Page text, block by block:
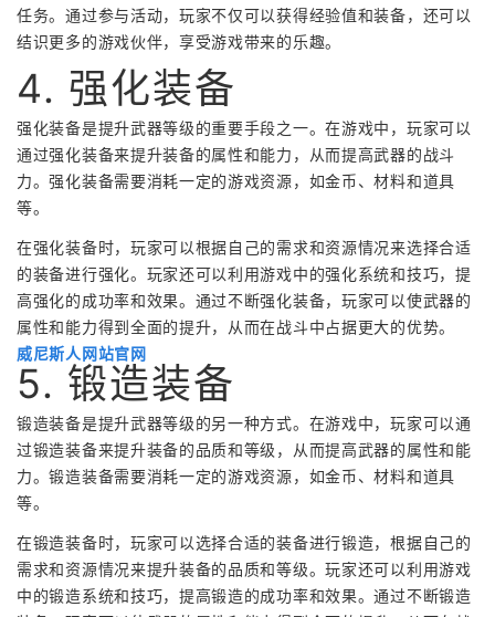
任务。通过参与活动，玩家不仅可以获得经验值和装备，还可以
结识更多的游戏伙伴，享受游戏带来的乐趣。
4. 强化装备
强化装备是提升武器等级的重要手段之一。在游戏中，玩家可以
通过强化装备来提升装备的属性和能力，从而提高武器的战斗
力。强化装备需要消耗一定的游戏资源，如金币、材料和道具
等。
在强化装备时，玩家可以根据自己的需求和资源情况来选择合适
的装备进行强化。玩家还可以利用游戏中的强化系统和技巧，提
高强化的成功率和效果。通过不断强化装备，玩家可以使武器的
属性和能力得到全面的提升，从而在战斗中占据更大的优势。
威尼斯人网站官网
5. 锻造装备
锻造装备是提升武器等级的另一种方式。在游戏中，玩家可以通
过锻造装备来提升装备的品质和等级，从而提高武器的属性和能
力。锻造装备需要消耗一定的游戏资源，如金币、材料和道具
等。
在锻造装备时，玩家可以选择合适的装备进行锻造，根据自己的
需求和资源情况来提升装备的品质和等级。玩家还可以利用游戏
中的锻造系统和技巧，提高锻造的成功率和效果。通过不断锻造